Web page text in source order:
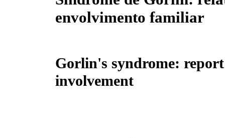
envolvimento familiar
Gorlin's syndrome:
involvement